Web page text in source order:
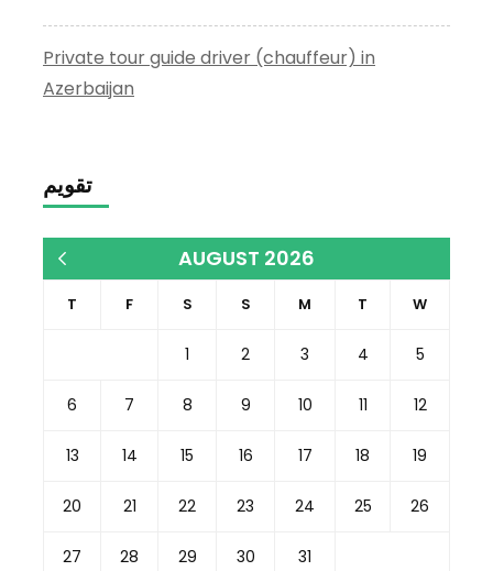
Private tour guide driver (chauffeur) in
Azerbaijan
تقويم
AUGUST 2026
T F S S M T W
1 2 3 4 5
6 7 8 9 10 11 12
13 14 15 16 17 18 19
20 21 22 23 24 25 26
27 28 29 30 31